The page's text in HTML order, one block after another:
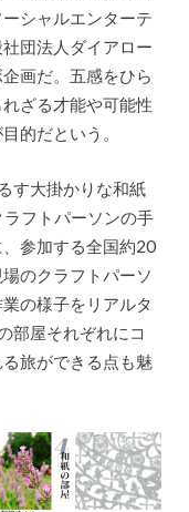
シャルエンターテ
団法人ダイアロー
画だ。五感をひら
ざる才能や可能性
的だという。
す大掛かりな和紙
フトパーソンの手
参加する全国約20
のクラフトパーソ
の様子をリアルタ
部屋それぞれにコ
旅ができる点も魅